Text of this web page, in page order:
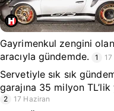
Gayrimenkul zengini
aracıyla gündemde.
1
Servetiyle sık sık
garajına 35 milyon
2 17 Haziran